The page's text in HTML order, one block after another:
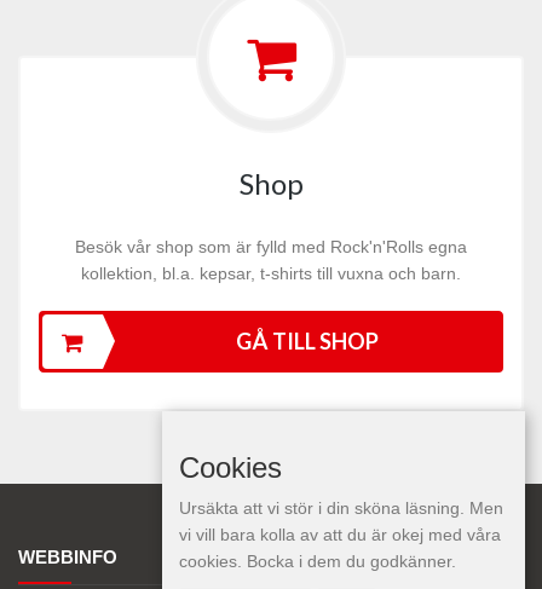
Shop
Besök vår shop som är fylld med Rock'n'Rolls egna
kollektion, bl.a. kepsar, t-shirts till vuxna och barn.
GÅ TILL SHOP
WEBBINFO
Cookies
Ursäkta att vi stör i din sköna läsning. Men
vi vill bara kolla av att du är okej med våra
cookies. Bocka i dem du godkänner.